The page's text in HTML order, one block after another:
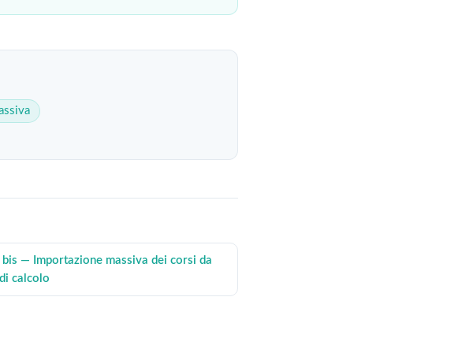
bis — Importazione massiva dei corsi da
calcolo